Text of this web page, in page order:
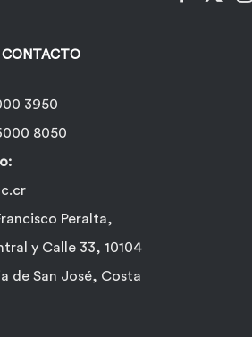
CONTACTO
3950
8050
Peralta,
y Calle 33, 10104
de San José, Costa